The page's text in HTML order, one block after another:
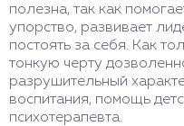
полезна, так как
упорство, развивает
постоять за себя. Как
тонкую черту
разрушительный
воспитания, помощь
психотерапевта.